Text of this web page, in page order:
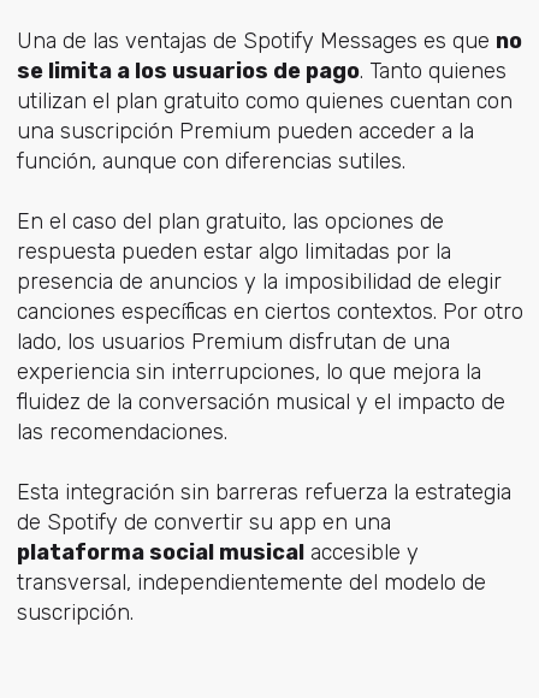
Una de las ventajas de Spotify Messages es que no
se limita a los usuarios de pago. Tanto quienes
utilizan el plan gratuito como quienes cuentan con
una suscripción Premium pueden acceder a la
función, aunque con diferencias sutiles.
En el caso del plan gratuito, las opciones de
respuesta pueden estar algo limitadas por la
presencia de anuncios y la imposibilidad de elegir
canciones específicas en ciertos contextos. Por otro
lado, los usuarios Premium disfrutan de una
experiencia sin interrupciones, lo que mejora la
fluidez de la conversación musical y el impacto de
las recomendaciones.
Esta integración sin barreras refuerza la estrategia
de Spotify de convertir su app en una
plataforma social musicalaccesible y
transversal, independientemente del modelo de
suscripción.